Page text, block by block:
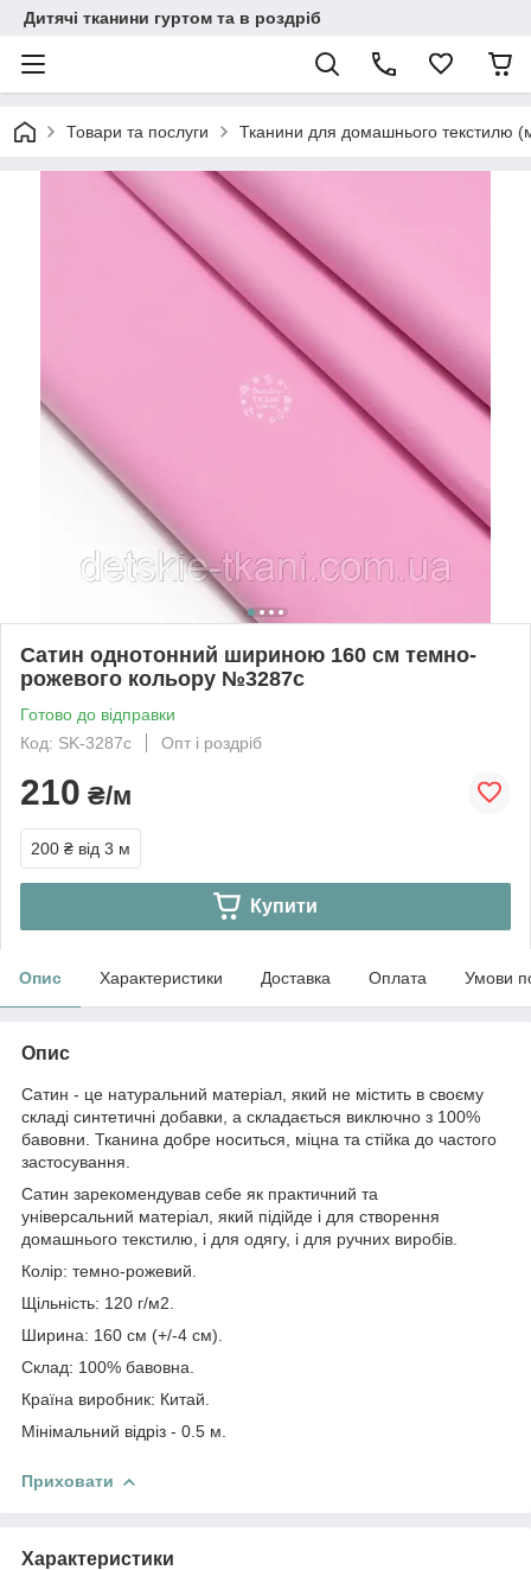
Дитячі тканини гуртом та в роздріб
Товари та послуги Тканини для домашнього текстилю
Сатин однотонний шириною 160 см темно-
рожевого кольору №3287с
Готово до відправки
Код: SK-3287с
Опт і роздріб
210 ₴/м
200 ₴ від 3 м
Купити
Опис Характеристики Доставка Оплата Умови
Опис
Сатин - це натуральний матеріал, який не містить в своєму
складі синтетичні добавки, а складається виключно з 100%
бавовни. Тканина добре носиться, міцна та стійка до частого
застосування.
Сатин зарекомендував себе як практичний та
універсальний матеріал, який підійде і для створення
домашнього текстилю, і для одягу, і для ручних виробів.
Колір: темно-рожевий.
Щільність: 120 г/м2.
Ширина: 160 см (+/-4 см).
Склад: 100% бавовна.
Країна виробник: Китай.
Мінімальний відріз - 0.5 м.
Приховати
Характеристики